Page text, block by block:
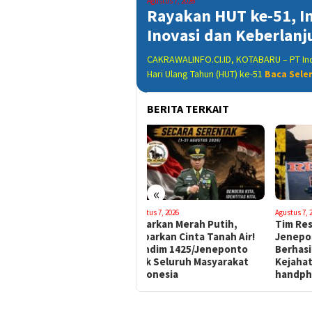
Rayakan HUT ke-51,
Inovasi dan
CAKRAWALINFO.CI.ID, KOTABARU –
Hari Ulang Tahun (HUT) ke-51 Baca
BERITA TERKAIT
«
Agustus 7, 2026
Tim Resmob Polres
Jeneponto, Kembali
Berhasil Ungkap Kasus
Kejahatan Pencuri
handphone